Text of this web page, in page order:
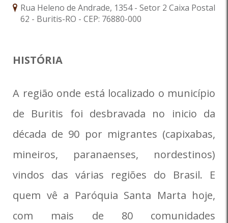
Rua Heleno de Andrade, 1354 - Setor 2 Caixa Postal
62 - Buritis-RO - CEP: 76880-000
HISTÓRIA
A região onde está localizado o município
de Buritis foi desbravada no inicio da
década de 90 por migrantes (capixabas,
mineiros, paranaenses, nordestinos)
vindos das várias regiões do Brasil. E
quem vê a Paróquia Santa Marta hoje,
com mais de 80 comunidades